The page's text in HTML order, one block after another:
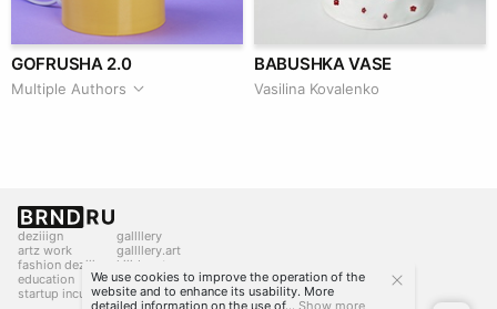
GOFRUSHA 2.0
Multiple Authors
BABUSHKA VASE
Vasilina Kovalenko
deziiign
artz work
fashion deziiign
education
startup incubator
gallllery
gallllery.art
kiiids.art
We use cookies to improve the operation of the
website and to enhance its usability. More
detailed information on the use of... Show more